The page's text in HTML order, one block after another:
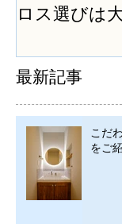
ロス選びは
最新記事
こだ
をご